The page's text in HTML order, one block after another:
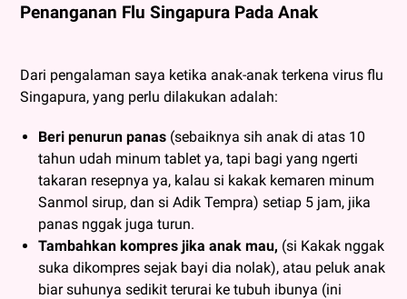
Penanganan Flu Singapura Pada Anak
Dari pengalaman saya ketika anak-anak terkena virus flu
Singapura, yang perlu dilakukan adalah:
Beri penurun panas (sebaiknya sih anak di atas 10
tahun udah minum tablet ya, tapi bagi yang ngerti
takaran resepnya ya, kalau si kakak kemaren minum
Sanmol sirup, dan si Adik Tempra) setiap 5 jam, jika
panas nggak juga turun.
Tambahkan kompres jika anak mau, (si Kakak nggak
suka dikompres sejak bayi dia nolak), atau peluk anak
biar suhunya sedikit terurai ke tubuh ibunya (ini